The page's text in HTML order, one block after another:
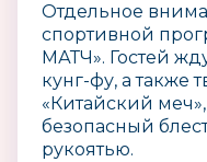
Отдельное
спортивной
МАТЧ». Гостей
кунг-фу, а также
«Китайский
безопасный
рукоятью.